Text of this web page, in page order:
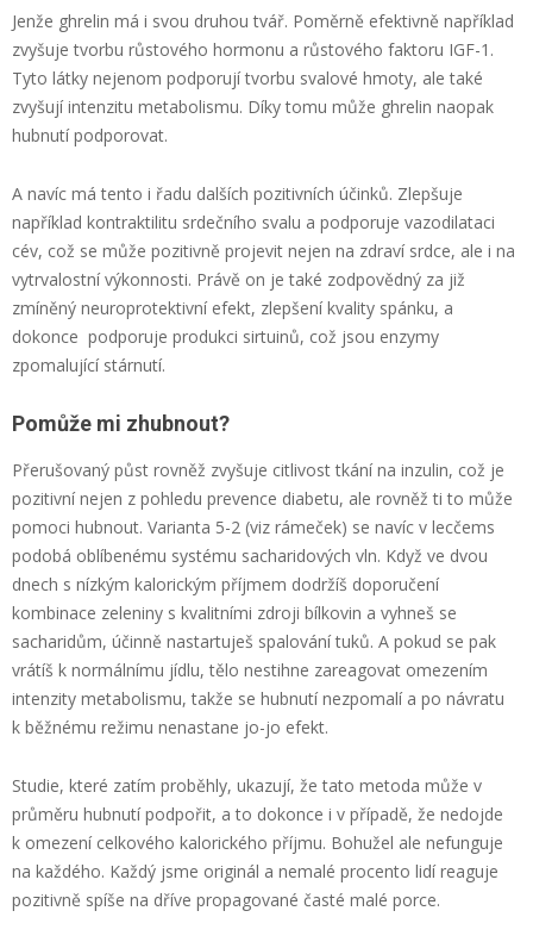
Jenže ghrelin má i svou druhou tvář. Poměrně efektivně například
zvyšuje tvorbu růstového hormonu a růstového faktoru IGF-1.
Tyto látky nejenom podporují tvorbu svalové hmoty, ale také
zvyšují intenzitu metabolismu. Díky tomu může ghrelin naopak
hubnutí podporovat.
A navíc má tento i řadu dalších pozitivních účinků. Zlepšuje
například kontraktilitu srdečního svalu a podporuje vazodilataci
cév, což se může pozitivně projevit nejen na zdraví srdce, ale i na
vytrvalostní výkonnosti. Právě on je také zodpovědný za již
zmíněný neuroprotektivní efekt, zlepšení kvality spánku, a
dokonce podporuje produkci sirtuinů, což jsou enzymy
zpomalující stárnutí.
Pomůže mi zhubnout?
Přerušovaný půst rovněž zvyšuje citlivost tkání na inzulin, což je
pozitivní nejen z pohledu prevence diabetu, ale rovněž ti to může
pomoci hubnout. Varianta 5-2 (viz rámeček) se navíc v lecčems
podobá oblíbenému systému sacharidových vln. Když ve dvou
dnech s nízkým kalorickým příjmem dodržíš doporučení
kombinace zeleniny s kvalitními zdroji bílkovin a vyhneš se
sacharidům, účinně nastartuješ spalování tuků. A pokud se pak
vrátíš k normálnímu jídlu, tělo nestihne zareagovat omezením
intenzity metabolismu, takže se hubnutí nezpomalí a po návratu
k běžnému režimu nenastane jo-jo efekt.
Studie, které zatím proběhly, ukazují, že tato metoda může v
průměru hubnutí podpořit, a to dokonce i v případě, že nedojde
k omezení celkového kalorického příjmu. Bohužel ale nefunguje
na každého. Každý jsme originál a nemalé procento lidí reaguje
pozitivně spíše na dříve propagované časté malé porce.